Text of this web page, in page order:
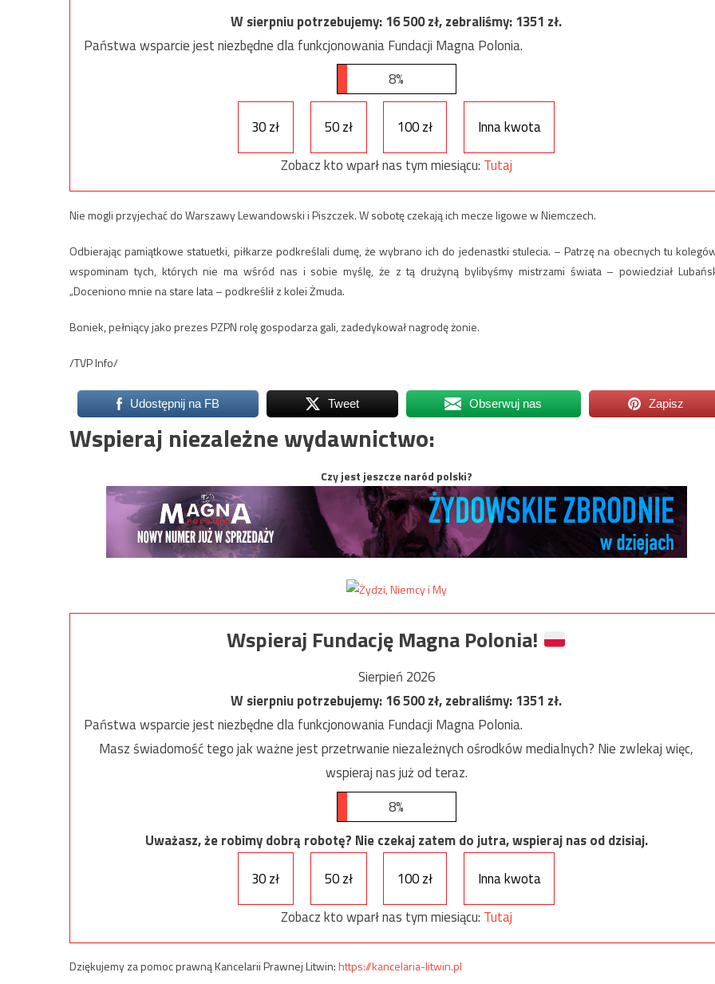
W sierpniu potrzebujemy:16 500zł, zebraliśmy:1351 zł.
Państwa wsparcie jest niezbędne dla funkcjonowania Fundacji Magna Polonia.
8%
30 zł 50 zł 100 zł
Inna kwota
Zobacz kto wparł nas tym miesiącu: Tutaj
Nie mogli przyjechać do Warszawy Lewandowski i Piszczek. W sobotę czekają ich mecze ligowe w Niemczech.
Odbierając pamiątkowe statuetki, piłkarze podkreślali dumę, że wybrano ich do jedenastki stulecia. – Patrzę na obecnych tu
wspominam tych, których nie ma wśród nas i sobie myślę, że z tą drużyną bylibyśmy mistrzami świata – powiedział
„Doceniono mnie na stare lata – podkreślił z kolei Żmuda.
Boniek, pełniący jako prezes PZPN rolę gospodarza gali, zadedykował nagrodę żonie.
/TVP Info/
Udostępnij na FB Tweet Obserwuj nas Zapisz
Wspieraj niezależne wydawnictwo:
Czy jest jeszcze naród polski?
Wspieraj Fundację Magna Polonia!
Sierpień 2026
W sierpniu potrzebujemy:16 500zł, zebraliśmy:1351 zł.
Państwa wsparcie jest niezbędne dla funkcjonowania Fundacji Magna Polonia.
Masz świadomość tego jak ważne jest przetrwanie niezależnych ośrodków medialnych? Nie zwlekaj więc,
wspieraj nas już od teraz.
8%
Uważasz, że robimy dobrą robotę? Nie czekaj zatem do jutra, wspieraj nas od dzisiaj.
30 zł
50 zł 100 zł
Inna kwota
Zobacz kto wparł nas tym miesiącu: Tutaj
Dziękujemy za pomoc prawną Kancelarii Prawnej Litwin:https://kancelaria-litwin.pl